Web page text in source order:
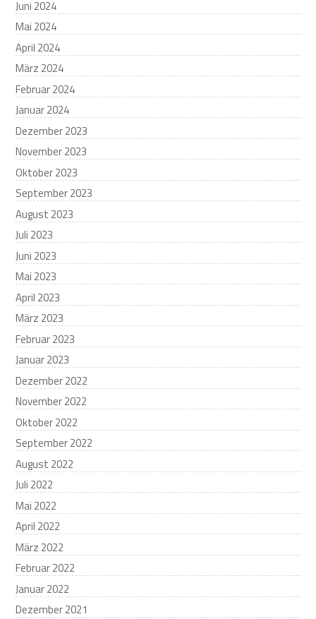
Juni 2024
Mai 2024
April 2024
März 2024
Februar 2024
Januar 2024
Dezember 2023
November 2023
Oktober 2023
September 2023
August 2023
Juli 2023
Juni 2023
Mai 2023
April 2023
März 2023
Februar 2023
Januar 2023
Dezember 2022
November 2022
Oktober 2022
September 2022
August 2022
Juli 2022
Mai 2022
April 2022
März 2022
Februar 2022
Januar 2022
Dezember 2021